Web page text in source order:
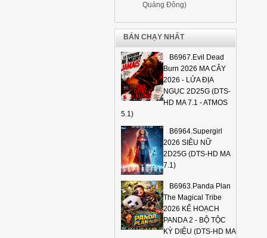
Quảng Đông)
BÁN CHẠY NHẤT
B6967.Evil Dead
Burn 2026 MA CÂY
2026 - LỬA ĐỊA
NGỤC 2D25G (DTS-
HD MA 7.1 - ATMOS
5.1)
B6964.Supergirl
2026 SIÊU NỮ
2D25G (DTS-HD MA
7.1)
B6963.Panda Plan
The Magical Tribe
2026 KẾ HOẠCH
PANDA 2 - BỘ TỘC
KỲ DIỆU (DTS-HD MA